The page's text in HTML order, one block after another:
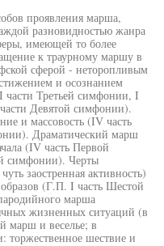
проявления марша,
разновидностью жанра
имеющей то более
к траурному маршу в
сферой - неторопливым
и осознанием
Третьей симфонии, I
Девятой симфонии).
и массовость (IV часть
Драматический марш
(IV часть Первой
симфонии). Черты
заостренная активность)
(Г.П. I часть Шестой
марша
жизненных ситуаций (в
марш и веселье; в
торжественное шествие и